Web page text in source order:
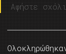
Αφήστε